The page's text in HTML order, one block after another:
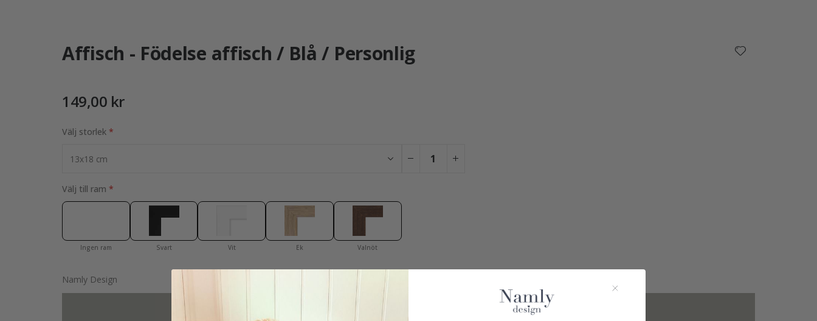
Affisch - Födelse affisch / Blå / Personlig
149,00 kr
Välj storlek
Välj till ram
Ingen ram Svart Vit Ek Valnöt
Namly Design
Du har lagt till 0 av 4 Posters
Lägg till fler för att få vårt fantastiska 4 för 2 erbjudande. Gäller endast posters, ramar ingår inte.